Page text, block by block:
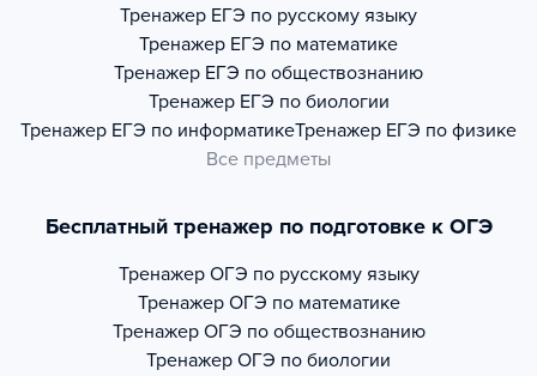
Тренажер ЕГЭ по русскому языку
Тренажер ЕГЭ по математике
Тренажер ЕГЭ по обществознанию
Тренажер ЕГЭ по биологии
Тренажер ЕГЭ по информатикеТренажер ЕГЭ по физике
Все предметы
Бесплатный тренажер по подготовке к ОГЭ
Тренажер ОГЭ по русскому языку
Тренажер ОГЭ по математике
Тренажер ОГЭ по обществознанию
Тренажер ОГЭ по биологии